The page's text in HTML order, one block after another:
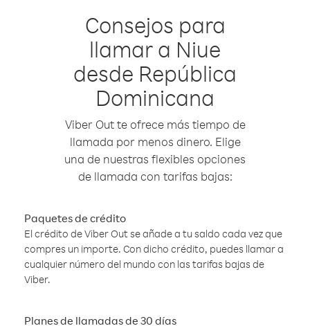
Consejos para
llamar a Niue
desde República
Dominicana
Viber Out te ofrece más tiempo de
llamada por menos dinero. Elige
una de nuestras flexibles opciones
de llamada con tarifas bajas:
Paquetes de crédito
El crédito de Viber Out se añade a tu saldo cada vez que
compres un importe. Con dicho crédito, puedes llamar a
cualquier número del mundo con las tarifas bajas de
Viber.
Planes de llamadas de 30 días